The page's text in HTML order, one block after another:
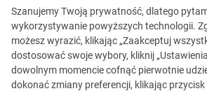
przyszłości
Praca ze
inteligencją w
Szanujemy Twoją prywatność, dlatego
wykorzystywanie powyższych technologii.
możesz wyrazić, klikając „Zaakceptuj
dostosować swoje wybory, kliknij
dowolnym momencie cofnąć pierwotnie
dokonać zmiany preferencji, klikając przycisk